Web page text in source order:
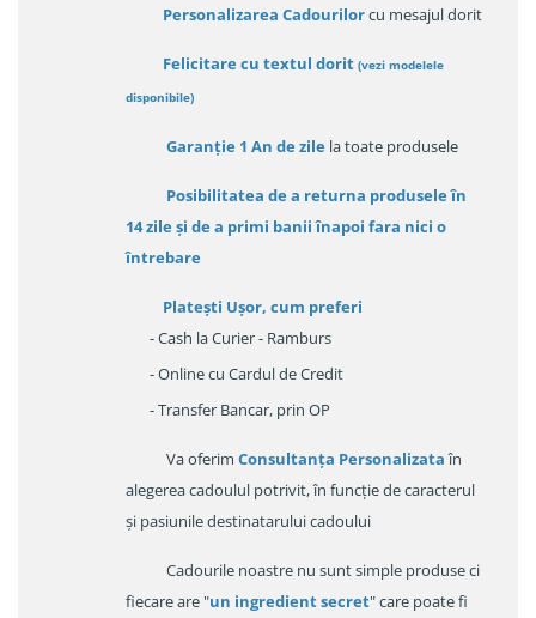
Personalizarea Cadourilorcu mesajul dorit
Felicitare cu textul dorit (vezi modelele
disponibile)
Garanție 1 An de zile la toate produsele
Posibilitatea de a returna produsele în
14 zileși de a primi banii înapoi fara nici o
întrebare
Platești Ușor, cum preferi
- Cash la Curier - Ramburs
- Online cu Cardul de Credit
- Transfer Bancar, prin OP
Va oferim Consultanța Personalizataîn
alegerea cadoulul potrivit, în funcție de caracterul
și pasiunile destinatarului cadoului
Cadourile noastre nu sunt simple produse ci
fiecare are "un ingredient secret" care poate fi